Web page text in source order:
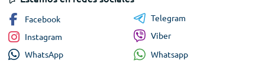
Facebook
Instagram
WhatsApp
Telegram
Viber
Whatsapp